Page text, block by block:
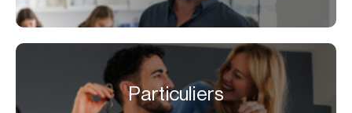
Particuliers